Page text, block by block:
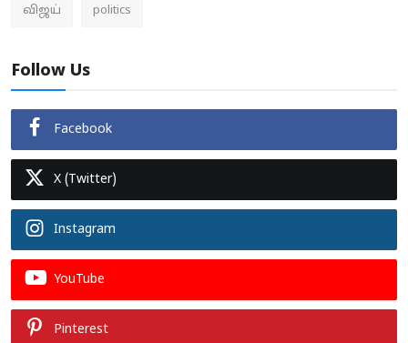
விஜய் politics
Follow Us
Facebook
X (Twitter)
Instagram
YouTube
Pinterest